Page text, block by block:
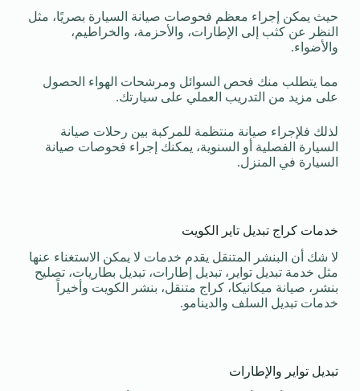
حيث يمكن إجراء معظم فحوصات صيانة السيارة بصريًا، مثل
النظر عن كثب إلى الإطارات، والأحزمة، والخراطيم،
والأضواء.
مما يتطلب منك فحص السوائل ومرشحات الهواء الحصول
على مزيد من التدريب العملي على سيارتك.
لذلك فلإجراء صيانة منتظمة للمركبة بين رحلات صيانة
السيارة الفصلية أو السنوية، يمكنك إجراء فحوصات صيانة
السيارة في المنزل.
خدمات كراج تبديل تاير الكويت
لا شك أن البنشر المتنقل يقدم خدمات لا يمكن الاستغناء عنها
مثل خدمة تبديل تواير، تبديل إطارات، تبديل بطاريات، تصليح
بنشر، صيانة ميكانيكا، كراج متنقل، بنشر الكويت وأخيراً
خدمات تبديل السلف والدينامو.
تبديل تواير والإطارات